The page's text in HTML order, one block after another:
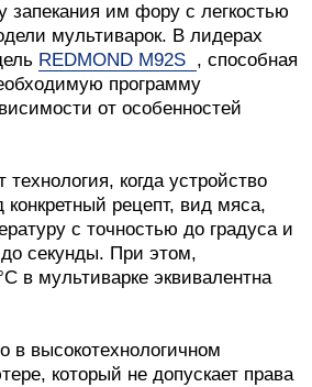
запекания им фору с легкостью
мультиварок. В лидерах
REDMOND M92S , способная
программу
от особенностей
технология, когда устройство
конкретный рецепт, вид мяса,
с точностью до градуса и
секунды. При этом,
в мультиварке эквивалентна
в высокотехнологичном
который не допускает права